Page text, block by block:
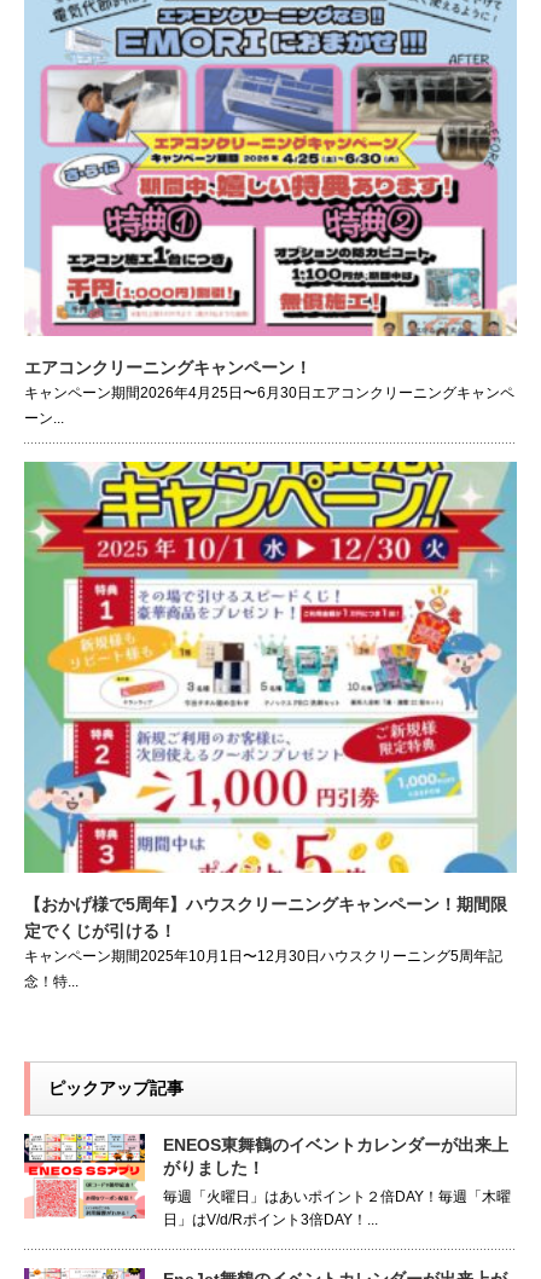
エアコンクリーニングキャンペーン！
キャンペーン期間2026年4月25日〜6月30日エアコンクリーニングキャンペ
ーン...
【おかげ様で5周年】ハウスクリーニングキャンペーン！期間限
定でくじが引ける！
キャンペーン期間2025年10月1日〜12月30日ハウスクリーニング5周年記
念！特...
ピックアップ記事
ENEOS東舞鶴のイベントカレンダーが出来上
がりました！
毎週「火曜日」はあいポイント２倍DAY！毎週「木曜
日」はV/d/Rポイント3倍DAY！...